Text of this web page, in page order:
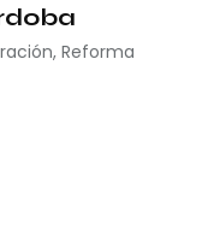
, Reforma